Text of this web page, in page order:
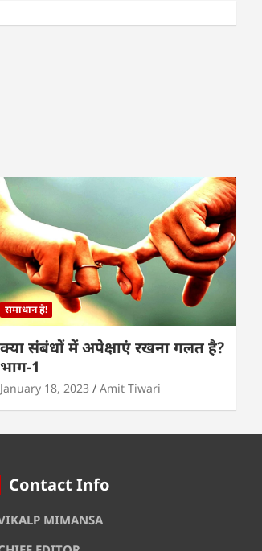
समाधान है!
क्या संबंधों में अपेक्षाएं रखना गलत है?
भाग-1
January 18, 2023 Amit Tiwari
Contact Info
MIMANSA